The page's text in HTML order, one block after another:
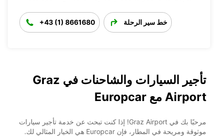
+43 (1) 8661680 خط سير الرحلة
تأجير السيارات والشاحنات في Graz
Airport مع Europcar
مرحبًا بك في Graz Airport! إذا كنت تبحث عن خدمة تأجير سيارات
موثوقة ومريحة في المطار، فإن Europcar هي الخيار المثالي لك.